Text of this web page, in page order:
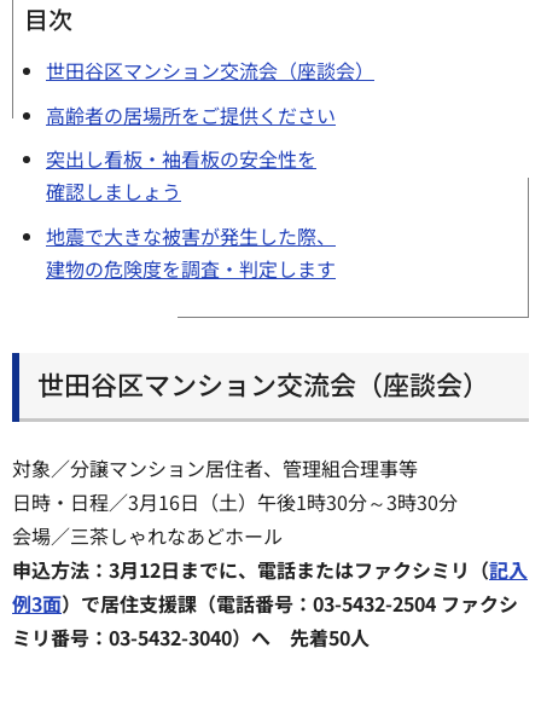
目次
世田谷区マンション交流会（座談会）
高齢者の居場所をご提供ください
突出し看板・袖看板の安全性を
確認しましょう
地震で大きな被害が発生した際、
建物の危険度を調査・判定します
世田谷区マンション交流会（座談会）
対象／分譲マンション居住者、管理組合理事等
日時・日程／3月16日（土）午後1時30分～3時30分
会場／三茶しゃれなあどホール
申込方法：3月12日までに、電話またはファクシミリ（記入
例3面）で居住支援課（電話番号：03-5432-2504 ファクシ
ミリ番号：03-5432-3040）へ 先着50人